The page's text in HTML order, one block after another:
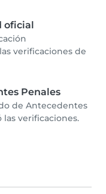
oficial
verificaciones de
Penales
de Antecedentes
verificaciones.